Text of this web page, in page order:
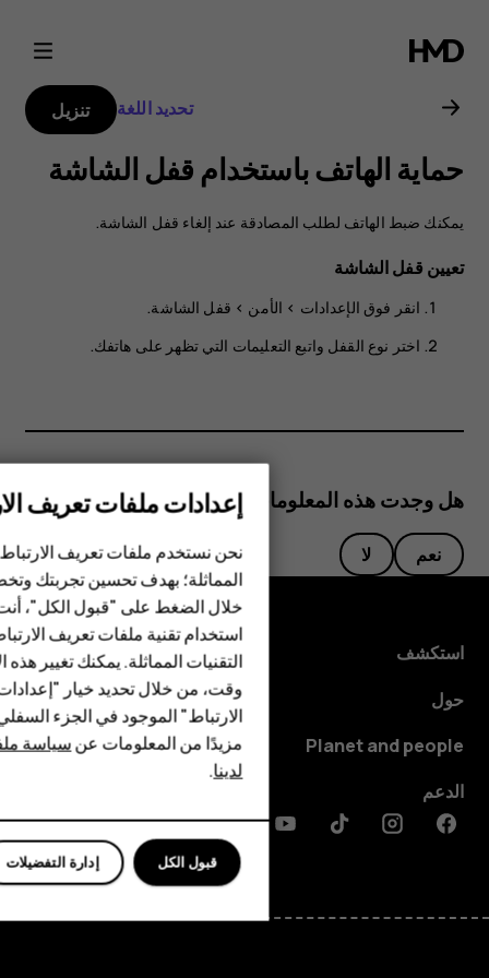
دليل
مستخدم
Nokia
G21
الهواتف الذكية
الهواتف المميزة
HMD Terra M
HMD DUB
HMD Watch
للأعمال
تحديد اللغة تنزيل
حماية الهاتف باستخدام قفل الشاشة
يمكنك ضبط الهاتف لطلب المصادقة عند إلغاء قفل الشاشة.
تعيين قفل الشاشة
انقر فوق الإعدادات > الأمن > قفل الشاشة.
اختر نوع القفل واتبع التعليمات التي تظهر على هاتفك.
هل وجدت هذه المعلومات مفيدة؟
نعم لا
استكشف
حول
Planet and people
الدعم
Facebook
Instagram
Tiktok
Youtube
Linkedin
Discord
إعدادات ملفات تعريف
نحن نستخدم ملفات تعريف
المماثلة؛ بهدف تحسين تجربتك
خلال الضغط على "قبول الكل"،
استخدام تقنية ملفات تعريف
التقنيات المماثلة. يمكنك تغيير
وقت، من خلال تحديد خيار
الارتباط" الموجود في الجزء
مزيدًا من المعلومات عنسياسة
لدينا.
إدارة التفضيلات قبول الكل